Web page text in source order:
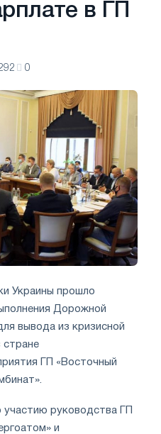
в ГП
0
Украины прошло
Дорожной
вывода из кризисной
стране
ГП «Восточный
руководства ГП
и